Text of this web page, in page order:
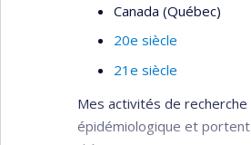
Canada (Québec)
20e siècle
21e siècle
Mes activités de
épidémiologique et